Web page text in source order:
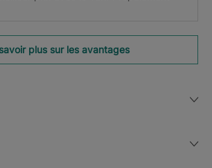
plus sur les avantages